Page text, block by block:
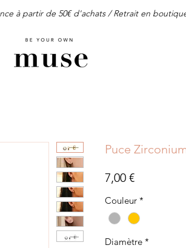
à partir de 50€ d'achats / Retrait en
Puce
7,00 €Prix
Couleur *
Diamètre *